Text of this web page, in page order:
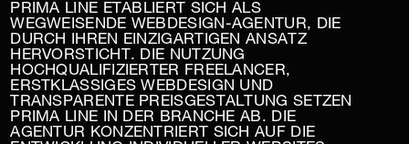
PRIMA LINE ETABLIERT SICH ALS
WEGWEISENDE WEBDESIGN-AGENTUR, DIE
DURCH IHREN EINZIGARTIGEN ANSATZ
HERVORSTICHT. DIE NUTZUNG
HOCHQUALIFIZIERTER FREELANCER,
ERSTKLASSIGES WEBDESIGN UND
TRANSPARENTE PREISGESTALTUNG SETZEN
PRIMA LINE IN DER BRANCHE AB. DIE
AGENTUR KONZENTRIERT SICH AUF DIE